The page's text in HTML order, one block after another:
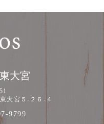
大宮
大宮５-２６-４
9799